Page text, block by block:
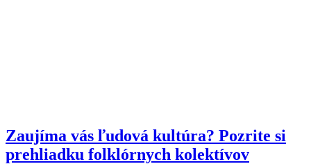
Zaujíma vás ľudová kultúra? Pozrite si
prehliadku folklórnych kolektívov